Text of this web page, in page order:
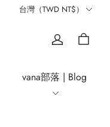
台灣（TWD NT$）
vana部落 | Blog